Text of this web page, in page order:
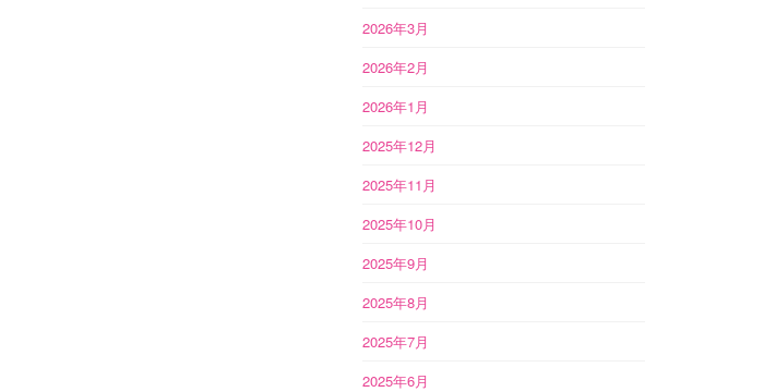
2026年3月
2026年2月
2026年1月
2025年12月
2025年11月
2025年10月
2025年9月
2025年8月
2025年7月
2025年6月